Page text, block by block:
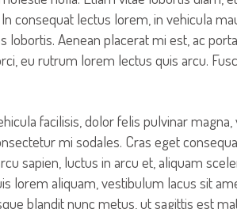
consequat lectus lorem, in vehicula
lobortis. Aenean placerat mi est, ac
eu rutrum lorem lectus quis arcu.
facilisis, dolor felis pulvinar
mi sodales. Cras eget
sapien, luctus in arcu et, aliquam
lorem aliquam, vestibulum lacus sit
blandit nunc metus, ut sagittis est